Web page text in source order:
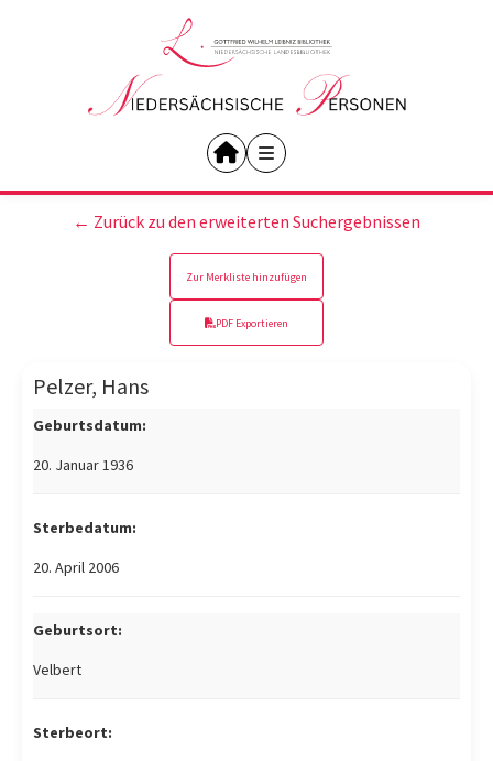
← Zurück zu den erweiterten Suchergebnissen
Zur Merkliste hinzufügen
PDF Exportieren
Pelzer, Hans
Geburtsdatum:
20. Januar 1936
Sterbedatum:
20. April 2006
Geburtsort:
Velbert
Sterbeort: